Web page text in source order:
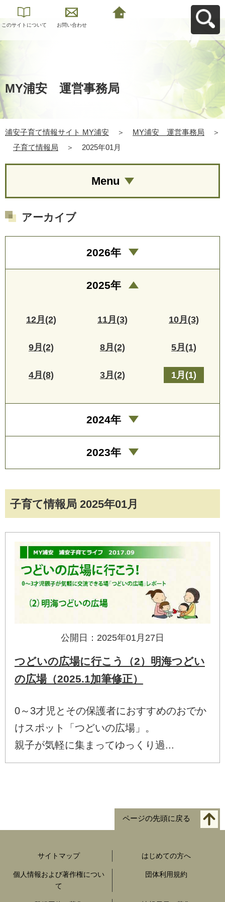
このサイトについて お問い合わせ
MY浦安 運営事務局
浦安子育て情報サイト MY浦安 ＞ MY浦安 運営事務局
＞
子育て情報局
＞ 2025年01月
子育て情報局 2025年01月
公開日：2025年01月27日
つどいの広場に行こう（2）明海つどい
の広場（2025.1加筆修正）
0～3才児とその保護者におすすめのおでか
けスポット「つどいの広場」。
親子が気軽に集まってゆっくり過...
Menu
アーカイブ
2026年
2025年
12月(2) 11月(3) 10月(3)
9月(2) 8月(2) 5月(1)
4月(8) 3月(2) 1月(1)
2024年
2023年
ページの先頭に戻る
サイトマップ はじめての方へ
個人情報および著作権につい
て
団体利用規約